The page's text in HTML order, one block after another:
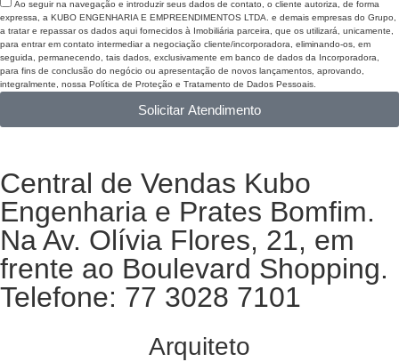
Ao seguir na navegação e introduzir seus dados de contato, o cliente autoriza, de forma
expressa, a KUBO ENGENHARIA E EMPREENDIMENTOS LTDA. e demais empresas do Grupo,
a tratar e repassar os dados aqui fornecidos à Imobiliária parceira, que os utilizará, unicamente,
para entrar em contato intermediar a negociação cliente/incorporadora, eliminando-os, em
seguida, permanecendo, tais dados, exclusivamente em banco de dados da Incorporadora,
para fins de conclusão do negócio ou apresentação de novos lançamentos, aprovando,
integralmente, nossa Política de Proteção e Tratamento de Dados Pessoais.
Solicitar Atendimento
Central de Vendas Kubo
Engenharia e Prates Bomfim.
Na Av. Olívia Flores, 21, em
frente ao Boulevard Shopping.
Telefone: 77 3028 7101
Arquiteto